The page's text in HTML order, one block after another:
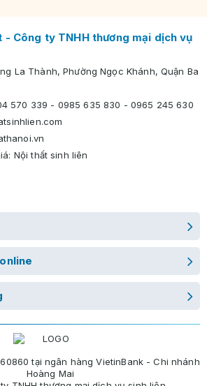
sắc để lựa chọn phù hợp với nhiều không
trên website có thể không chính xác do
bằng ảnh 3D. Khách hàng vui lòng
sắc trước khi đặt hàng.
- Công ty TNHH thương mại dịch vụ
La Thành, Phường Ngọc Khánh, Quận Ba
570 339 - 0985 635 830 - 0965 245 630
Nội thất sinh liên
tại ngân hàng VietinBank - Chi nhánh
Hoàng Mai